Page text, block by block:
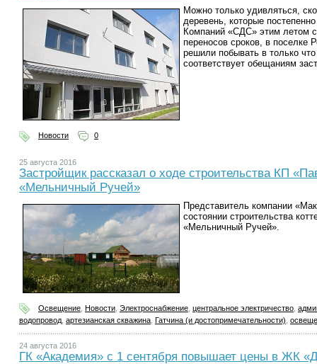
Можно только удивляться,
деревень, которые
Компаний «СДС» этим летом
переносов сроков, в
решили побывать в только
соответствует обещаниям
Новости 0
25 августа 2016
Застройщик рассказал о ходе строительства КП
«Мельничный Ручей»
Представитель компании
состоянии строительства
«Мельничный Ручей».
Освещение Новости Электроснабжение центральное электричество
водопровод артезианская скважина Гатчина (и достопримечательности)
24 августа 2016
ГК «Академия» с 1 сентября повышает цены в ЖК